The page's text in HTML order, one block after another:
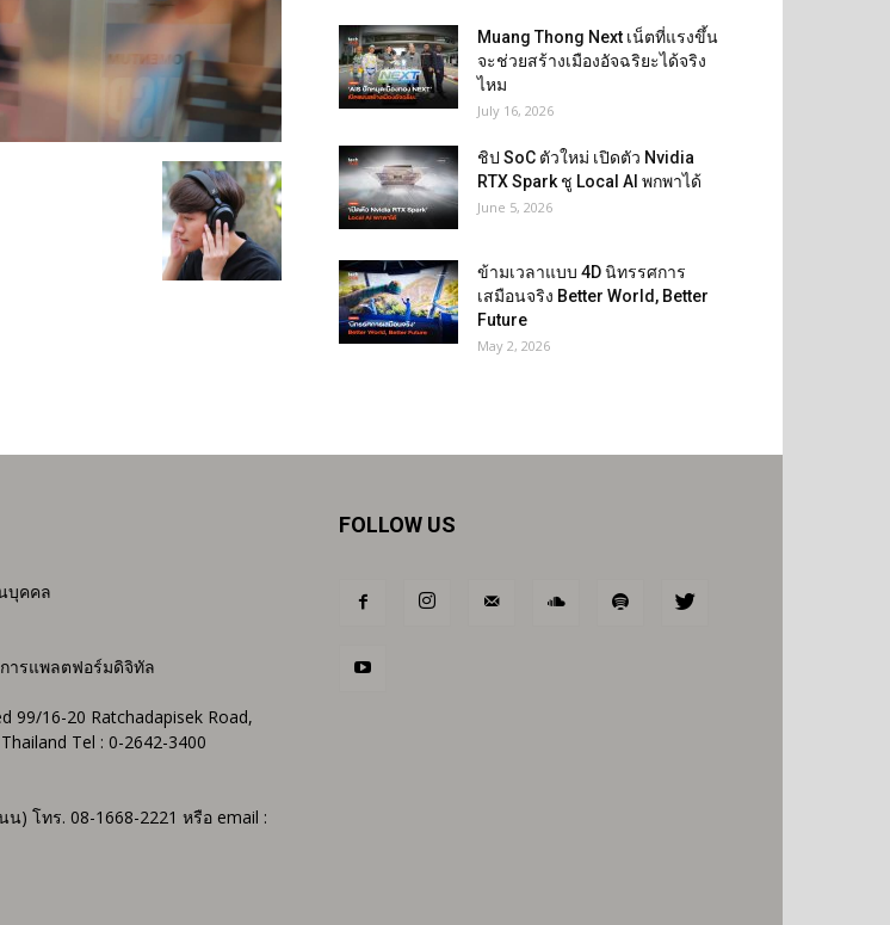
Muang Thong Next เน็ตที่แรงขึ้น
จะช่วยสร้างเมืองอัจฉริยะได้จริง
ไหม
July 16, 2026
ชิป SoC ตัวใหม่ เปิดตัว Nvidia
RTX Spark ชู Local AI พกพาได้
June 5, 2026
ข้ามเวลาแบบ 4D นิทรรศการ
เสมือนจริง Better World, Better
Future
May 2, 2026
บุคคล
ารแพลตฟอร์มดิจิทัล
99/16-20 Ratchadapisek Road,
Tel : 0-2642-3400
โทร. 08-1668-2221 หรือ email :
FOLLOW US